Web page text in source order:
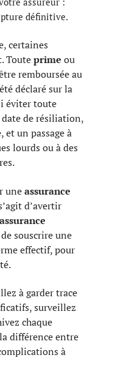
définitive.
certaines
Touteprime ou
remboursée au
déclaré sur la
éviter toute
date de résiliation,
et un passage à
lourds ou à des
uneassurance
d’avertir
assurance
souscrire une
effectif, pour
à garder trace
surveillez
chaque
différence entre
à